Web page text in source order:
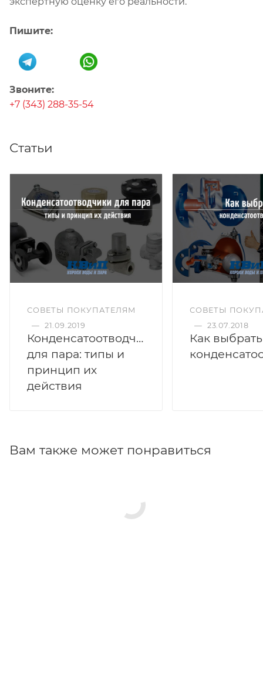
Пишите:
Звоните:
+7 (343) 288-35-54
Статьи
СОВЕТЫ ПОКУПАТЕЛЯМ
— 21.09.2019
Конденсатоотводчики
для пара: типы и
принцип их
действия
СОВЕТЫ
— 23.07.2018
Как выбрать
Вам также может понравиться